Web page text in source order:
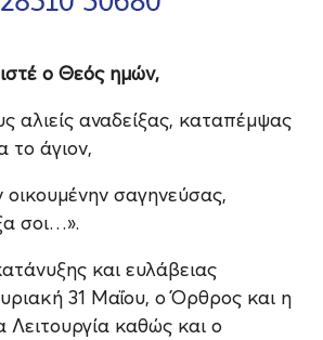
ο Θεός ημών,
αλιείς αναδείξας, καταπέμψας
το άγιον,
οικουμένην σαγηνεύσας,
σοι…».
και ευλάβειας
31 Μαΐου, ο Όρθρος και η
Λειτουργία καθώς και ο